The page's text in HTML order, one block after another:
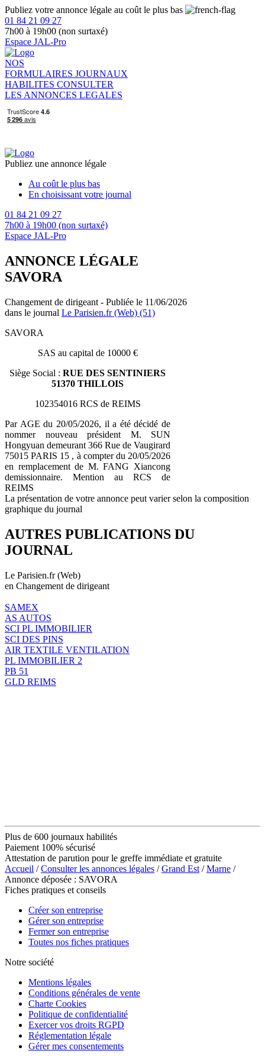
Publiez votre annonce légale au coût le plus bas
01 84 21 09 27
7h00 à 19h00 (non surtaxé)
Espace JAL-Pro
NOS
FORMULAIRES JOURNAUX
HABILITES CONSULTER
LES ANNONCES LEGALES
Publiez une annonce légale
Au coût le plus bas
En choisissant votre journal
01 84 21 09 27
7h00 à 19h00 (non surtaxé)
Espace JAL-Pro
ANNONCE LÉGALE
SAVORA
Changement de dirigeant - Publiée le 11/06/2026
dans le journal Le Parisien.fr (Web) (51)
SAVORA
SAS au capital de 10000 €
Siège Social : RUE DES SENTINIERS
51370 THILLOIS
102354016 RCS de REIMS
Par AGE du 20/05/2026, il a été décidé de
nommer nouveau président M. SUN
Hongyuan demeurant 366 Rue de Vaugirard
75015 PARIS 15 , à compter du 20/05/2026
en remplacement de M. FANG Xiancong
demissionnaire. Mention au RCS de
REIMS
La présentation de votre annonce peut varier selon la composition
graphique du journal
AUTRES PUBLICATIONS DU
JOURNAL
Le Parisien.fr (Web)
en Changement de dirigeant
SAMEX
AS AUTOS
SCI PL IMMOBILIER
SCI DES PINS
AIR TEXTILE VENTILATION
PL IMMOBILIER 2
PB 51
GLD REIMS
Plus de 600 journaux habilités
Paiement 100% sécurisé
Attestation de parution pour le greffe immédiate et gratuite
Accueil /Consulter les annonces légales /Grand Est /Marne /
Annonce déposée : SAVORA
Fiches pratiques et conseils
Créer son entreprise
Gérer son entreprise
Fermer son entreprise
Toutes nos fiches pratiques
Notre société
Mentions légales
Conditions générales de vente
Charte Cookies
Politique de confidentialité
Exercer vos droits RGPD
Réglementation légale
Gérer mes consentements